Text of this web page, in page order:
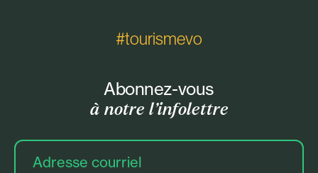
#tourismevo
Abonnez-vous
à notre l’infolettre
Adresse
courriel